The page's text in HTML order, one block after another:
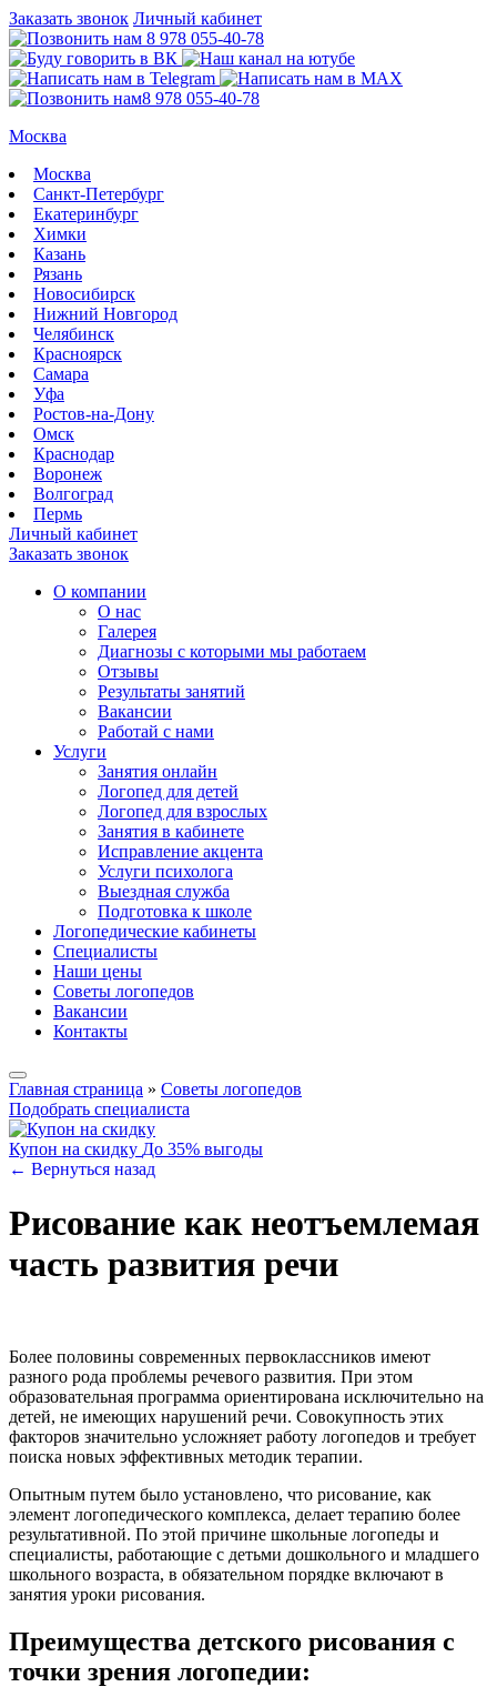
Заказать звонок Личный кабинет
8 978 055-40-78
8 978 055-40-78
Москва
Москва
Санкт-Петербург
Екатеринбург
Химки
Казань
Рязань
Новосибирск
Нижний Новгород
Челябинск
Красноярск
Самара
Уфа
Ростов-на-Дону
Омск
Краснодар
Воронеж
Волгоград
Пермь
Личный кабинет
Заказать звонок
О компании
О нас
Галерея
Диагнозы с которыми мы работаем
Отзывы
Результаты занятий
Вакансии
Работай с нами
Услуги
Занятия онлайн
Логопед для детей
Логопед для взрослых
Занятия в кабинете
Исправление акцента
Услуги психолога
Выездная служба
Подготовка к школе
Логопедические кабинеты
Специалисты
Наши цены
Советы логопедов
Вакансии
Контакты
Главная страница » Советы логопедов
Подобрать специалиста
Купон на скидку До 35% выгоды
← Вернуться назад
Рисование как неотъемлемая
часть развития речи
Более половины современных первоклассников имеют
разного рода проблемы речевого развития. При этом
образовательная программа ориентирована исключительно на
детей, не имеющих нарушений речи. Совокупность этих
факторов значительно усложняет работу логопедов и требует
поиска новых эффективных методик терапии.
Опытным путем было установлено, что рисование, как
элемент логопедического комплекса, делает терапию более
результативной. По этой причине школьные логопеды и
специалисты, работающие с детьми дошкольного и младшего
школьного возраста, в обязательном порядке включают в
занятия уроки рисования.
Преимущества детского рисования с
точки зрения логопедии: